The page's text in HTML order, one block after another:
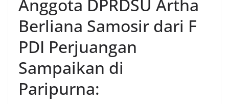
Anggota DPRDSU Artha
Berliana Samosir dari F
PDI Perjuangan
Sampaikan di
Paripurna: